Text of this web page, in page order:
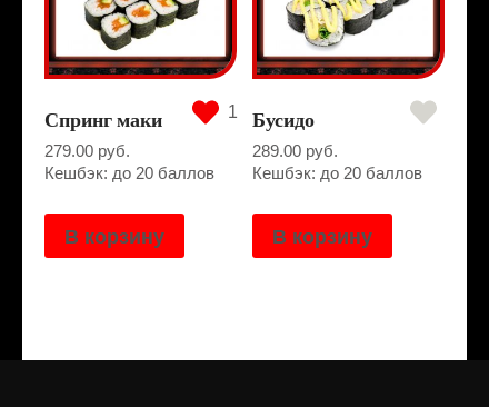
1
Спринг маки
279.00 руб.
Кешбэк: до 20 баллов
В корзину
Бусидо
289.00 руб.
Кешбэк: до 20 баллов
В корзину